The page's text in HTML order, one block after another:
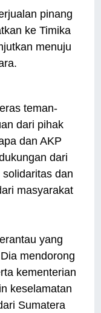
pinang
ke Timika
menuju
teman-
dari pihak
dan AKP
dari
dan
masyarakat
yang
mendorong
kementerian
keselamatan
Sumatera